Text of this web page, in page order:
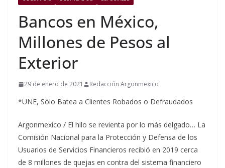
Bancos en México,
Millones de Pesos al
Exterior
29 de enero de 2021 Redacción Argonmexico
*UNE, Sólo Batea a Clientes Robados o Defraudados
Argonmexico / El hilo se revienta por lo más delgado… La
Comisión Nacional para la Protección y Defensa de los
Usuarios de Servicios Financieros recibió en 2019 cerca
de 8 millones de quejas en contra del sistema financiero